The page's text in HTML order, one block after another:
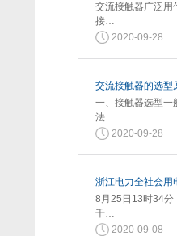
交流接触器广泛用
接…
2020-09-28
交流接触器的选型
一、接触器选型一
法…
2020-09-28
浙江电力全社会用
8月25日13时34分
千…
2020-09-08